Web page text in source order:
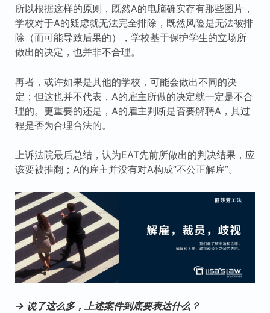
所以根据这样的原则，既然A的电脑确实存有那些图片，
学校对于A的疑虑就无法完全排除，既然风险是无法被排
除（而可能导致后果的），学校基于保护学生的立场所
做出的决定，也并非不合理。
再者，或许如果是其他的学校，可能会做出不同的决
定；但这也并不代表，A的雇主所做的决定就一定是不合
理的。更重要的还是，A的雇主判断是否要解聘A，其过
程是否为合理合法的。
上诉法院最后总结，认为EAT先前所做出的判决结果，应
该要被推翻；A的雇主并没有对A构成“不公正解雇”。
→ 说了这么多，上述案件到底要表达什么？